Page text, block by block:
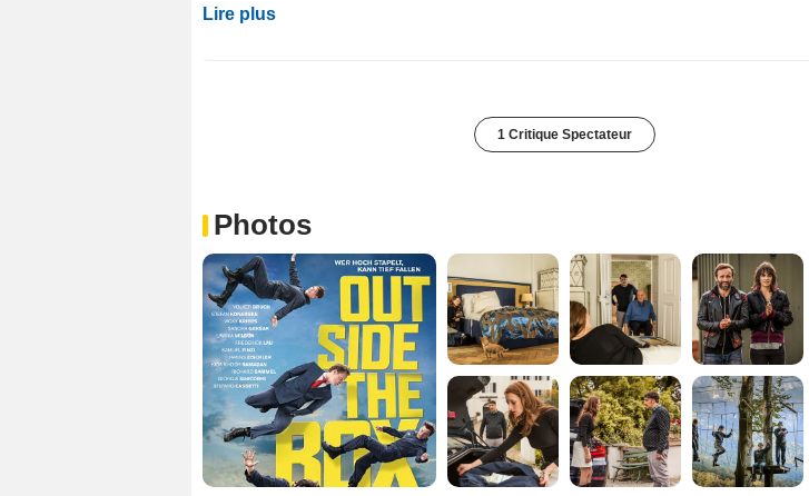
Lire plus
1 Critique Spectateur
Photos